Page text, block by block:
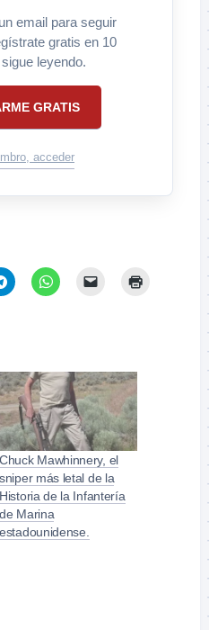
email para seguir
gratis en 10
leyendo.
GRATIS
acceder
Chuck Mawhinnery, el
sniper más letal de la
Historia de la Infantería
de Marina
estadounidense.